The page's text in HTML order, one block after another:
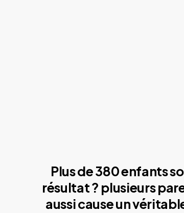
Plus de 380 enfants
résultat ? plusieurs
aussi cause un